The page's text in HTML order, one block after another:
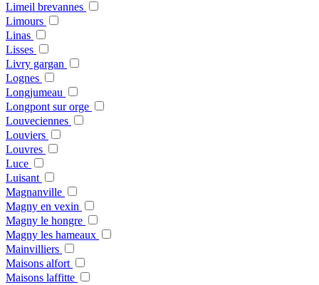
Limeil brevannes
Limours
Linas
Lisses
Livry gargan
Lognes
Longjumeau
Longpont sur orge
Louveciennes
Louviers
Louvres
Luce
Luisant
Magnanville
Magny en vexin
Magny le hongre
Magny les hameaux
Mainvilliers
Maisons alfort
Maisons laffitte